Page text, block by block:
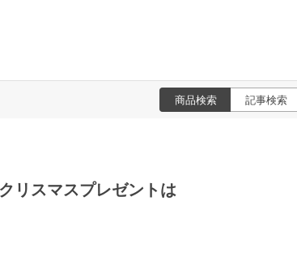
商品検索 記事検索
リスマスプレゼントは